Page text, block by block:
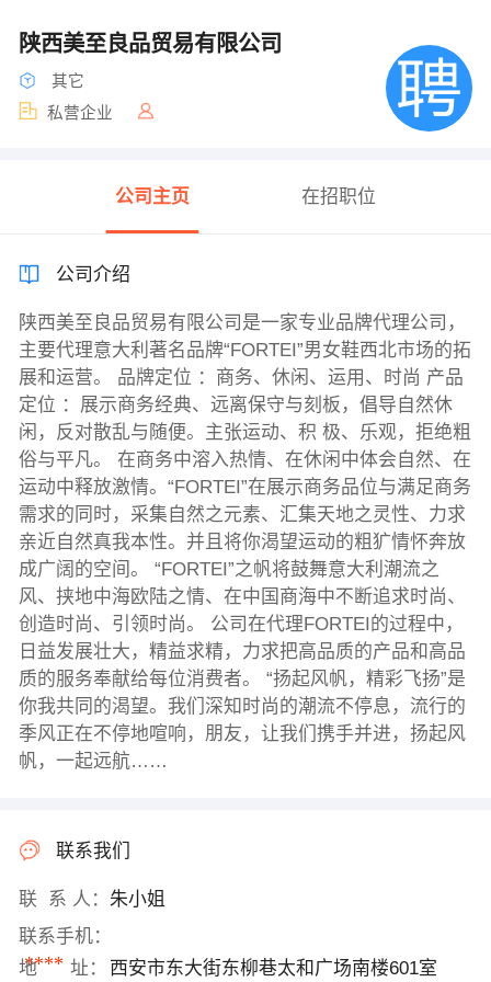
陕西美至良品贸易有限公司
其它
私营企业
公司主页 在招职位
公司介绍
陕西美至良品贸易有限公司是一家专业品牌代理公司，
主要代理意大利著名品牌“FORTEI”男女鞋西北市场的拓
展和运营。 品牌定位 ：商务、休闲、运用、时尚 产品
定位 ：展示商务经典、远离保守与刻板，倡导自然休
闲，反对散乱与随便。主张运动、积 极、乐观，拒绝粗
俗与平凡。 在商务中溶入热情、在休闲中体会自然、在
运动中释放激情。“FORTEI”在展示商务品位与满足商务
需求的同时，采集自然之元素、汇集天地之灵性、力求
亲近自然真我本性。并且将你渴望运动的粗犷情怀奔放
成广阔的空间。 “FORTEI”之帆将鼓舞意大利潮流之
风、挟地中海欧陆之情、在中国商海中不断追求时尚、
创造时尚、引领时尚。 公司在代理FORTEI的过程中，
日益发展壮大，精益求精，力求把高品质的产品和高品
质的服务奉献给每位消费者。 “扬起风帆，精彩飞扬”是
你我共同的渴望。我们深知时尚的潮流不停息，流行的
季风正在不停地喧响，朋友，让我们携手并进，扬起风
帆，一起远航……
联系我们
联 系 人： 朱小姐
联系手机：
****
地 址： 西安市东大街东柳巷太和广场南楼601室